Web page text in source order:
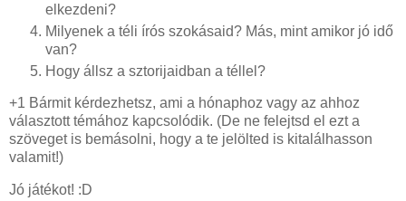
elkezdeni?
Milyenek a téli írós szokásaid? Más, mint amikor jó idő
van?
Hogy állsz a sztorijaidban a téllel?
+1 Bármit kérdezhetsz, ami a hónaphoz vagy az ahhoz
választott témához kapcsolódik. (De ne felejtsd el ezt a
szöveget is bemásolni, hogy a te jelölted is kitalálhasson
valamit!)
Jó játékot! :D